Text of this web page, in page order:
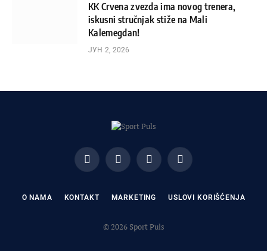
KK Crvena zvezda ima novog trenera,
iskusni stručnjak stiže na Mali
Kalemegdan!
ЈУН 2, 2026
FacebookX
(Twitter)
InstagramPinterest
O NAMA KONTAKT MARKETING USLOVI KORIŠĆENJA
© 2026 Sport Puls